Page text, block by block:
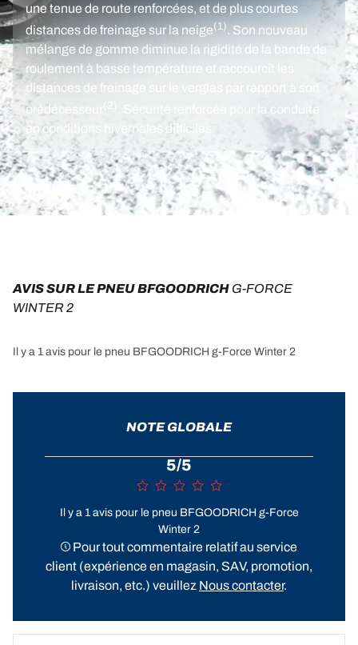
une tenue de route renforcées, et de plus courtes
distances de freinage sur la neige(1). Son nouveau
mélange de gomme diminue la rigidité de la bande de
roulement à basse température et raccourcit les
distances de freinage sur le verglas par rapport à son
prédécesseur
. Sécurité renforcée pour la conduite
en conditions hivernales difficiles.
AVIS SUR LE PNEU BFGOODRICH G-FORCE
WINTER 2
Il y a 1 avis pour le pneu BFGOODRICH g-Force Winter 2
NOTE GLOBALE
5/5
Il y a 1 avis pour le pneu BFGOODRICH g-Force
Winter 2
Pour tout commentaire relatif au service
client (expérience en magasin, SAV, promotion,
livraison, etc.) veuillez Nous contacter.